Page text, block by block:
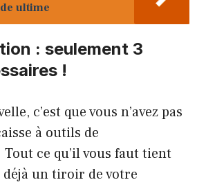
ultime
: seulement 3
!
c’est que vous n’avez pas
à outils de
ce qu’il vous faut tient
un tiroir de votre